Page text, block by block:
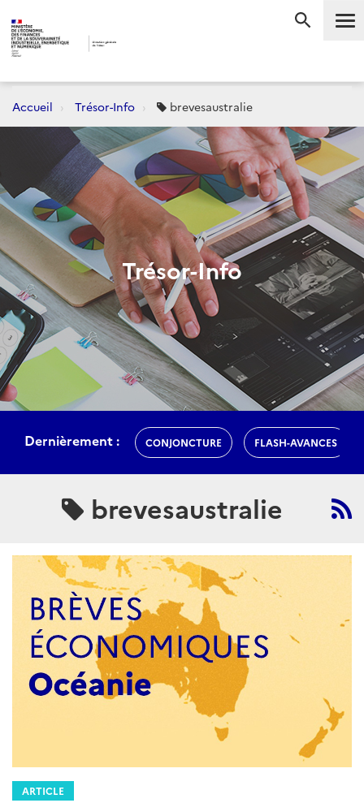
Accueil Trésor-Info brevesaustralie
Trésor-Info
Dernièrement : CONJONCTURE FLASH-AVANCES
brevesaustralie
ARTICLE